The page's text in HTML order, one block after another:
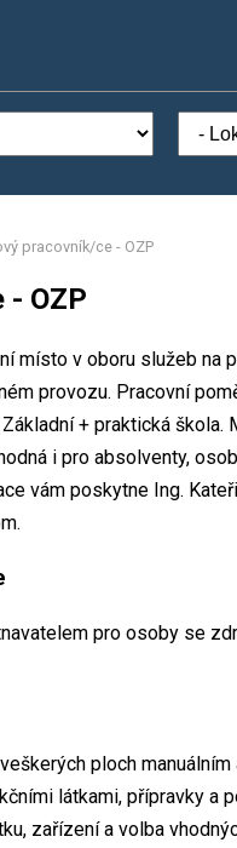
pracovník/ce - OZP
OZP
místo v oboru služeb na
provozu. Pracovní
+ praktická škola.
i pro absolventy,
vám poskytne Ing.
pro osoby se
ploch
látkami, přípravky a
zařízení a volba